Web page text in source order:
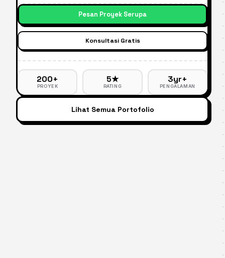
Pesan Proyek Serupa
Konsultasi Gratis
200+
PROYEK
5★
RATING
3yr+
PENGALAMAN
Lihat Semua Portofolio